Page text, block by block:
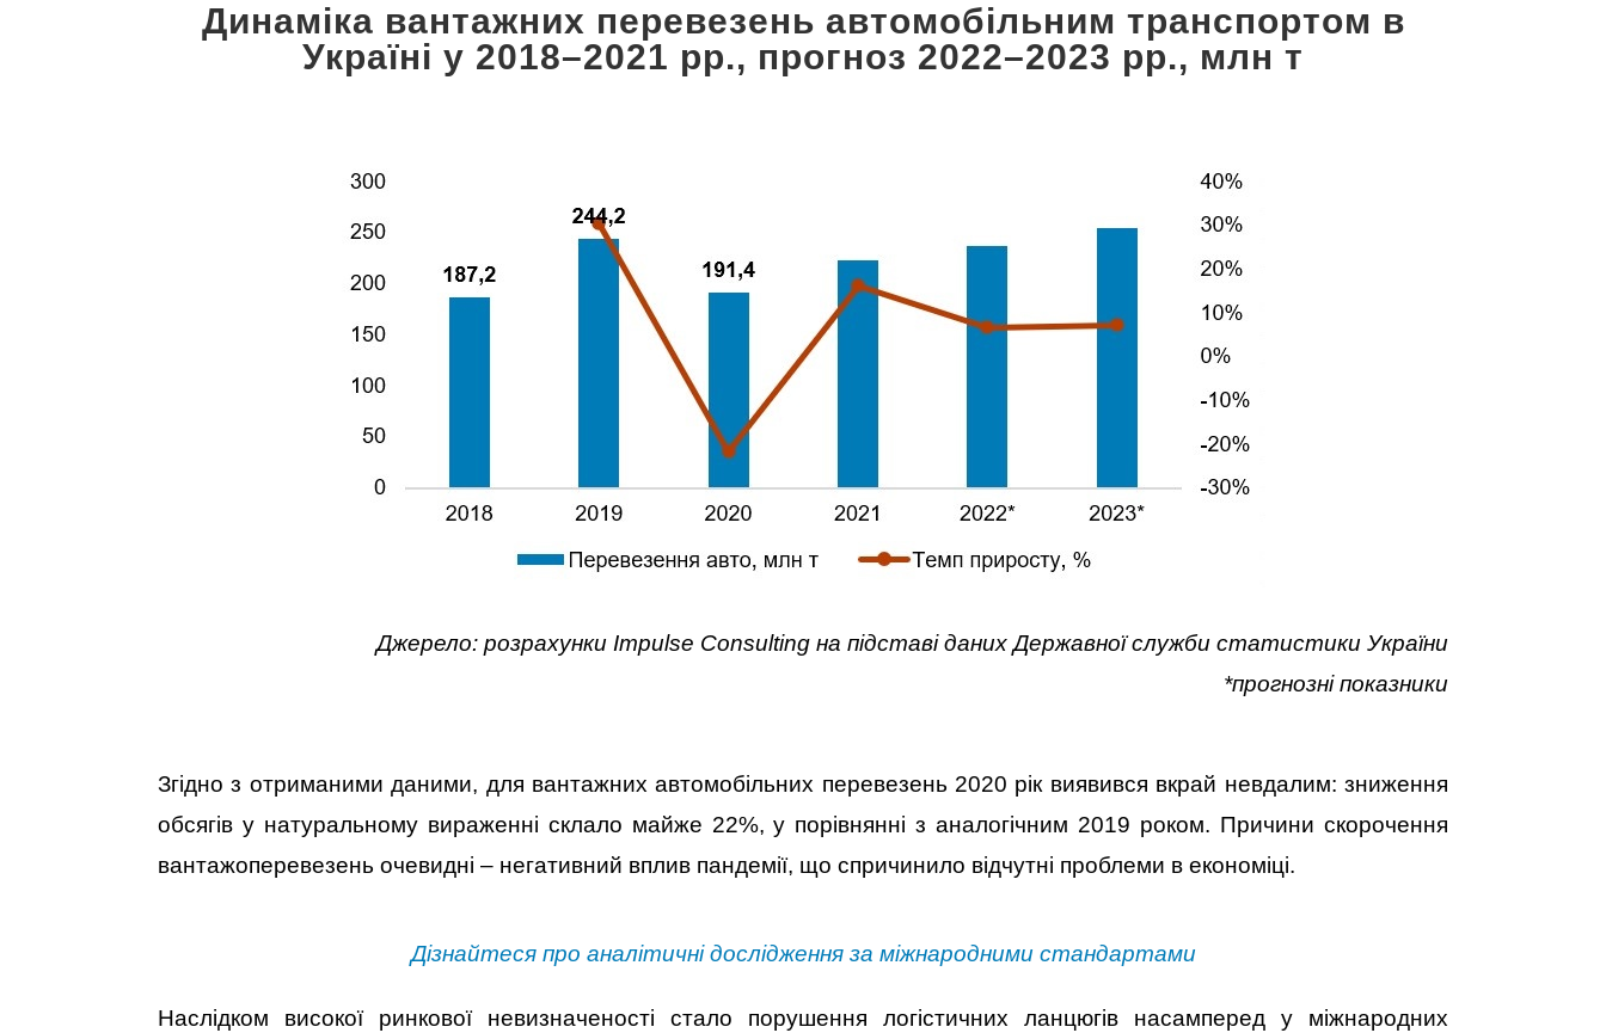
Динаміка вантажних перевезень автомобільним транспортом в
Україні у 2018–2021 рр., прогноз 2022–2023 рр., млн т
Джерело: розрахунки Impulse Consulting на підставі даних Державної служби статистики України
*прогнозні показники
Згідно з отриманими даними, для вантажних автомобільних перевезень 2020 рік виявився вкрай невдалим: зниження
обсягів у натуральному вираженні склало майже 22%, у порівнянні з аналогічним 2019 роком. Причини скорочення
вантажоперевезень очевидні – негативний вплив пандемії, що спричинило відчутні проблеми в економіці.
Дізнайтеся про аналітичні дослідження за міжнародними стандартами
Наслідком високої ринкової невизначеності стало порушення логістичних ланцюгів насамперед у міжнародних